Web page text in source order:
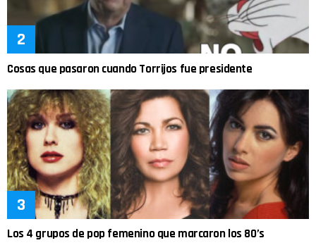
Cosas que pasaron cuando Torrijos fue presidente
Los 4 grupos de pop femenino que marcaron los 80’s